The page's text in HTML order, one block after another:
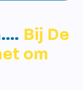
Bij De
om